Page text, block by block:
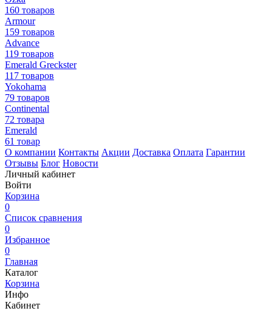
160 товаров
Armour
159 товаров
Advance
119 товаров
Emerald Greckster
117 товаров
Yokohama
79 товаров
Continental
72 товара
Emerald
61 товар
О компании Контакты Акции Доставка Оплата Гарантии
Отзывы Блог Новости
Личный кабинет
Войти
Корзина
0
Список сравнения
0
Избранное
0
Главная
Каталог
Корзина
Инфо
Кабинет